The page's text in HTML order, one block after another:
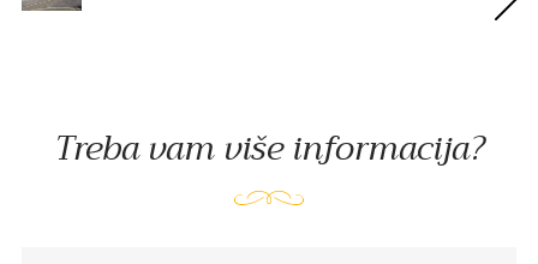
Treba vam više informacija?